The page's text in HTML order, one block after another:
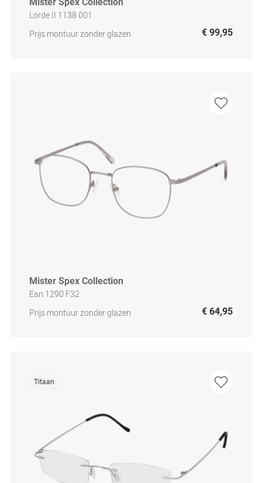
Lorde II 1138 001
Prijs montuur zonder glazen
€ 99,95
Mister Spex Collection
Ean 1290 F32
Prijs montuur zonder glazen
€ 64,95
Titaan